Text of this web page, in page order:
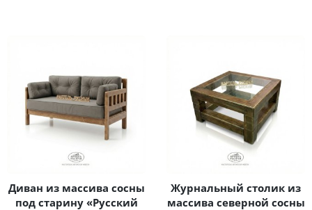
Диван из массива сосны
под старину «Русский
Журнальный столик из
массива северной сосны